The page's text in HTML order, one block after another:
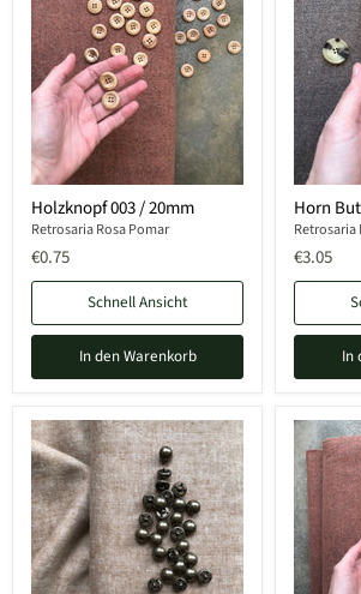
Holzknopf 003 / 20mm
Retrosaria Rosa Pomar
€0.75
Schnell Ansicht
In den Warenkorb
Horn
Retrosaria
€3.05
In